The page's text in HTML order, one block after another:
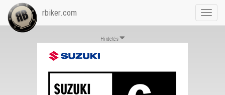
rbiker.com
Hirdetés